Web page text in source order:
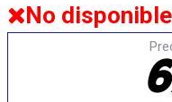
No
6